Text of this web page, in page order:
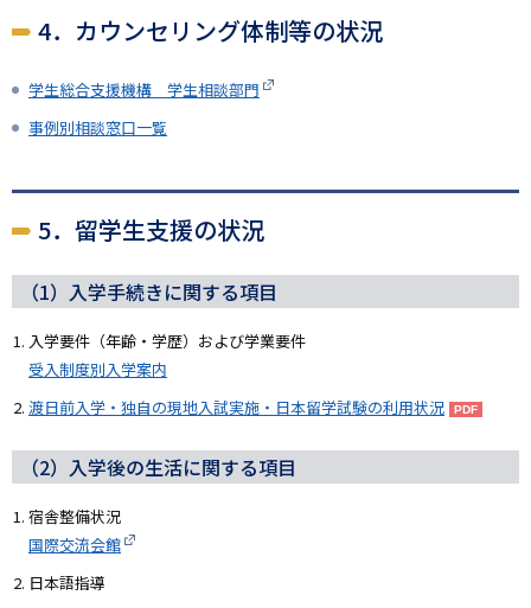
4．カウンセリング体制等の状況
学生総合支援機構 学生相談部門
事例別相談窓口一覧
5．留学生支援の状況
（1）入学手続きに関する項目
入学要件（年齢・学歴）および学業要件
受入制度別入学案内
渡日前入学・独自の現地入試実施・日本留学試験の利用状況
（2）入学後の生活に関する項目
宿舎整備状況
国際交流会館
日本語指導